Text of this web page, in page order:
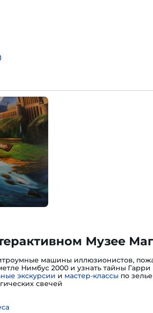
Музее
машины иллюзионистов,
Нимбус 2000 и узнать тайны Гарри
экскурсии и мастер-классы по
свечей